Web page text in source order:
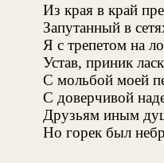
Из края в край
Запутанный в
Я с трепетом на
Устав, приник
С мольбой моей
С доверчивой
Друзьям иным
Но горек был